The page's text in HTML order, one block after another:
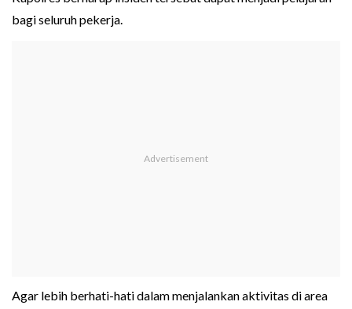
bagi seluruh pekerja.
Agar lebih berhati-hati dalam menjalankan aktivitas di area